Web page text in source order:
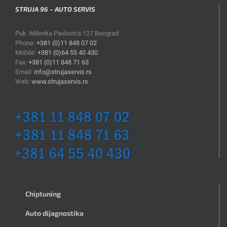
STRUJA 96 – AUTO SERVIS
Puk. Milenka Pavlovića 127 Beograd
Phone: +381 (0)11 848 07 02
Mobile: +381 (0)64 55 40 430
Fax: +381 (0)11 848 71 63
Email: info@strujaservis.rs
Web: www.strujaservis.rs
Chiptuning
Auto dijagnostika